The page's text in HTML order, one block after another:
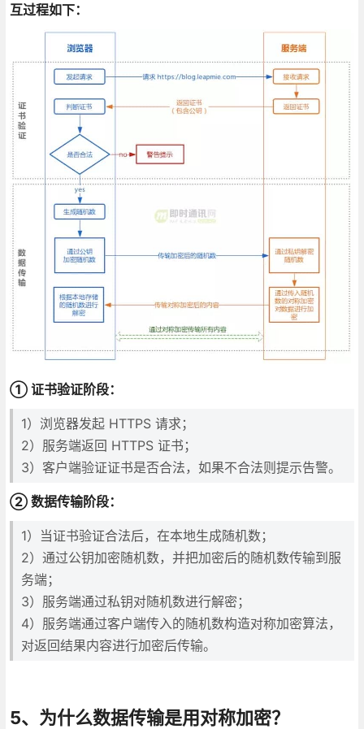
互过程如下：
① 证书验证阶段：
1）浏览器发起 HTTPS 请求；
2）服务端返回 HTTPS 证书；
3）客户端验证证书是否合法，如果不合法则提示告警。
② 数据传输阶段：
1）当证书验证合法后，在本地生成随机数；
2）通过公钥加密随机数，并把加密后的随机数传输到服
务端；
3）服务端通过私钥对随机数进行解密；
4）服务端通过客户端传入的随机数构造对称加密算法，
对返回结果内容进行加密后传输。
5、为什么数据传输是用对称加密？